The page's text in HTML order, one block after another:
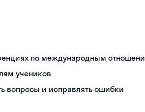
по международным
учеников
вопросы и исправлять ошибки